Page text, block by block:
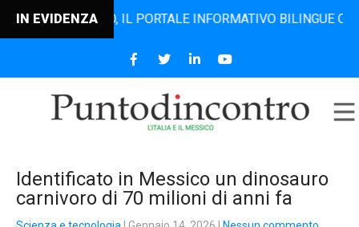
IN EVIDENZAIL PORTALE INFORMATIVO BILINGUE CHE
Identificato in Messico un dinosauro
carnivoro di 70 milioni di anni fa